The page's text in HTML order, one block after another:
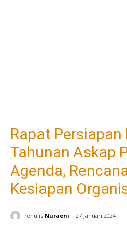
Rapat Persiapan
Tahunan Askap
Agenda,
Kesiapan
Penulis Nuraeni 27 Januari 2024